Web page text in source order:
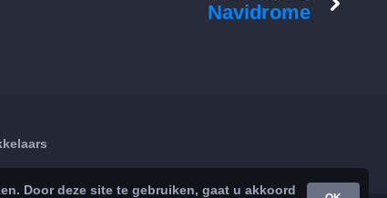
Navidrome
Door deze site te gebruiken, gaat u akkoord